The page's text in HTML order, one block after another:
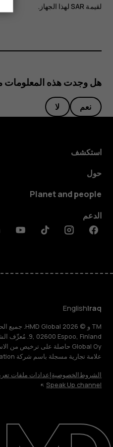
حول
لقيمة SAR لهذا الجهاز‬.
هل وجدت هذه المعلومات
نعم لا
استكشف
حول
Planet and people
الدعم
Facebook
Instagram
Tiktok
Iraq
English
علامة تجارية مسجلة باسم شركة Nokia Corporation.
الشروطالخصوصيةإعدادات ملفات
Speak Up channel